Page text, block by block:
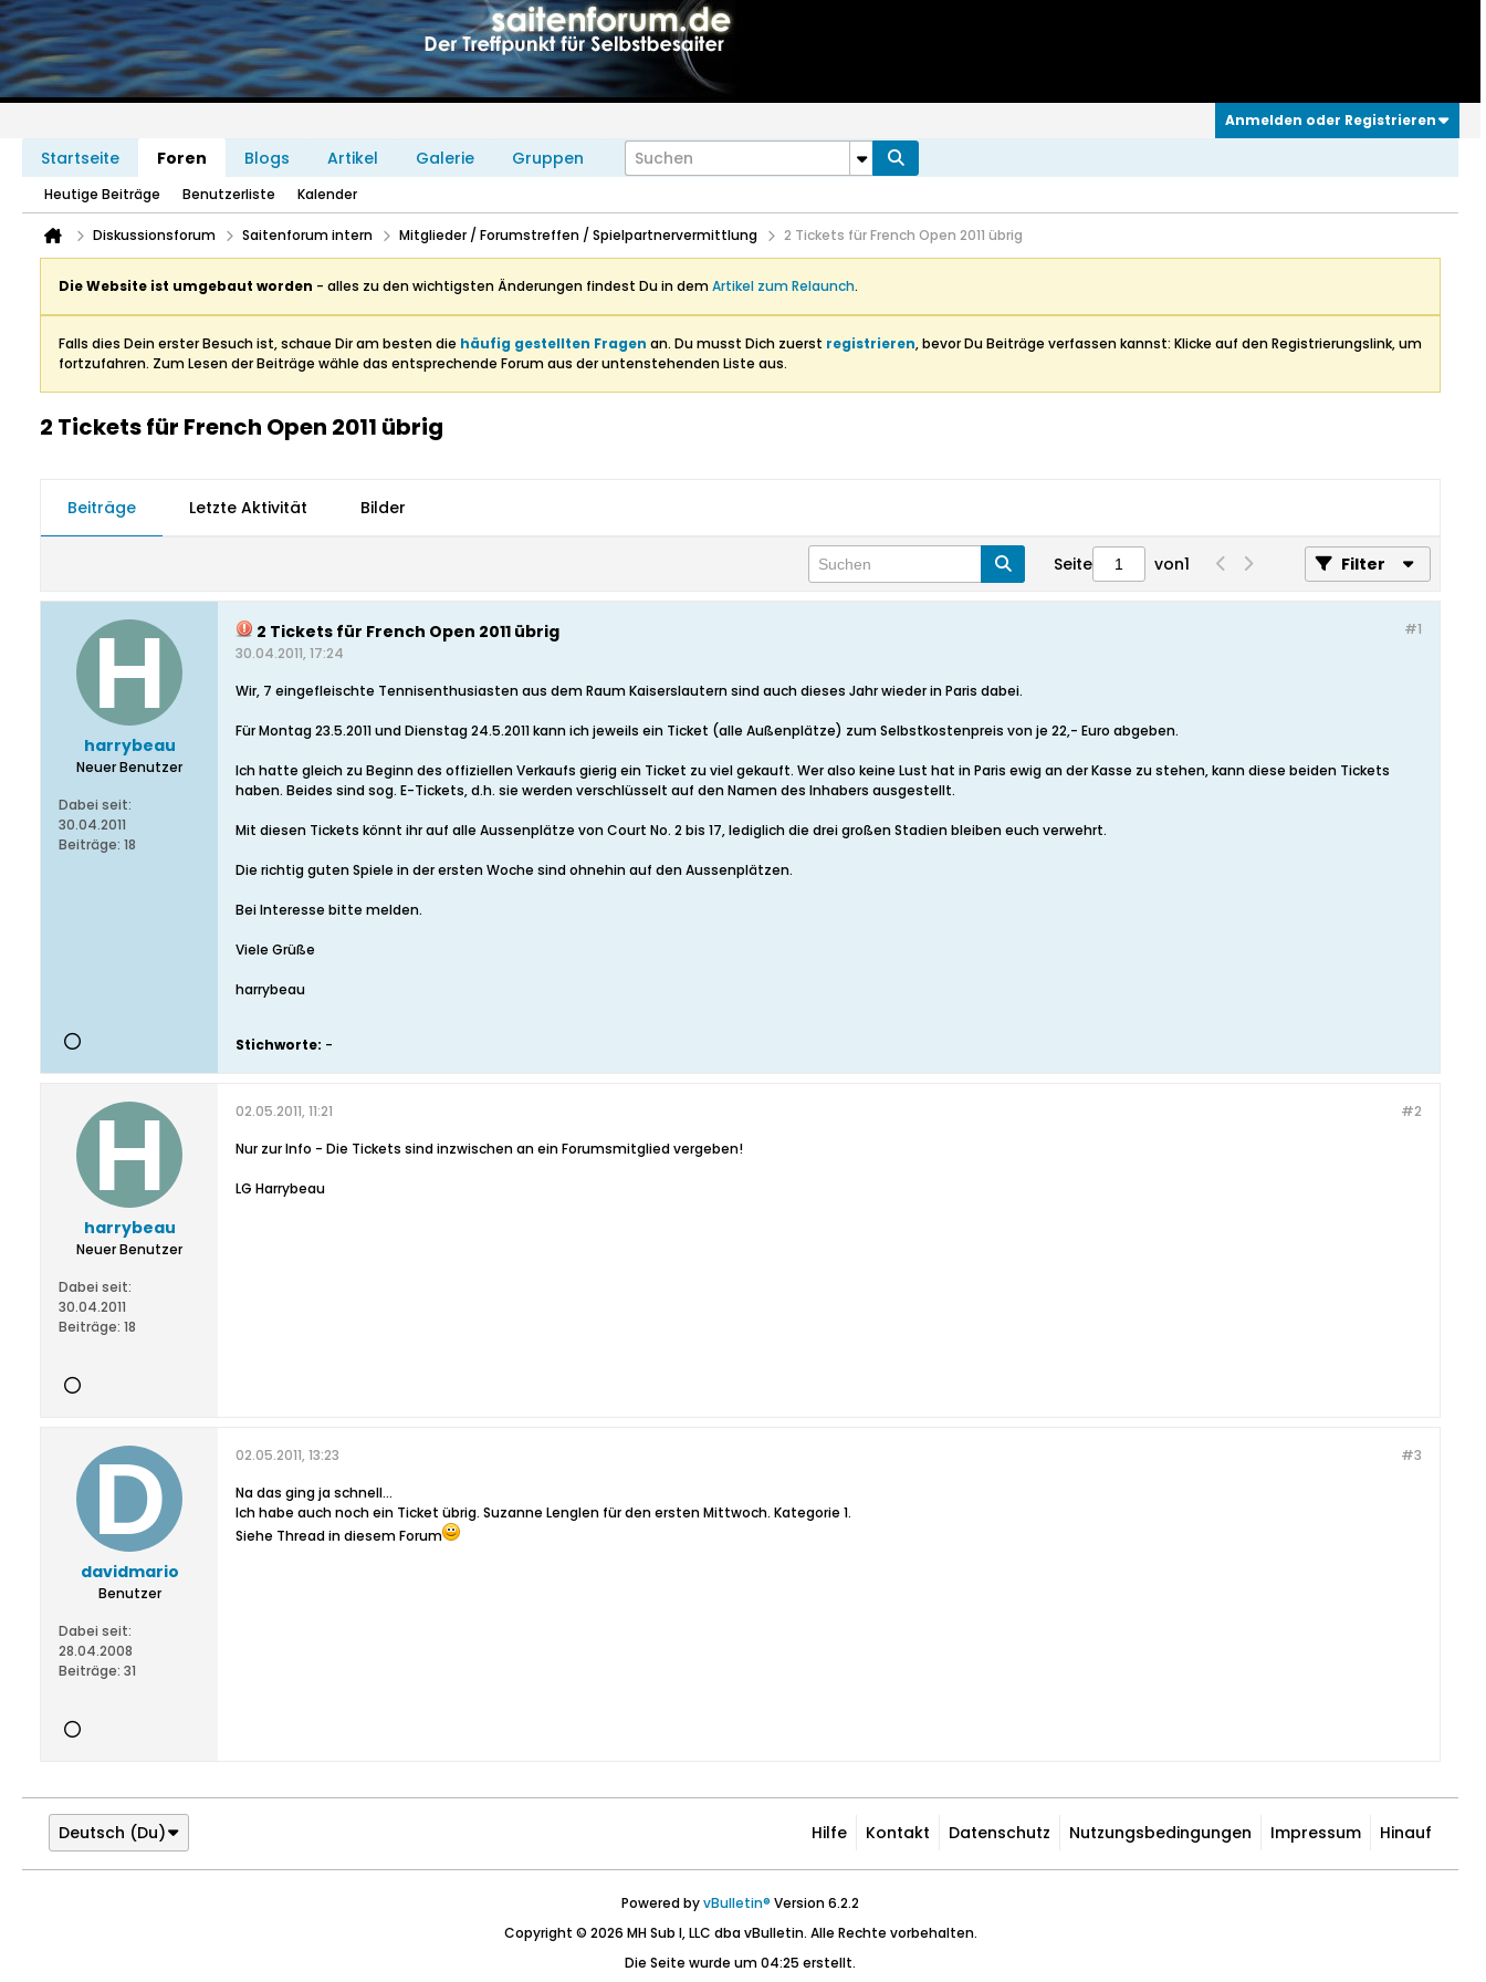
Anmelden oder Registrieren
Startseite Foren Blogs Artikel Galerie Gruppen
Heutige Beiträge Benutzerliste Kalender
Diskussionsforum Saitenforum intern Mitglieder / Forumstreffen / Spielpartnervermittlung 2 Tickets für French Open 2011 übrig
Die Website ist umgebaut worden - alles zu den wichtigsten Änderungen findest Du in demArtikel zum Relaunch.
Falls dies Dein erster Besuch ist, schaue Dir am besten die häufig gestellten Fragen an. Du musst Dich zuerst registrieren, bevor Du Beiträge verfassen kannst: Klicke auf den Registrierungslink, um
fortzufahren. Zum Lesen der Beiträge wähle das entsprechende Forum aus der untenstehenden Liste aus.
2 Tickets für French Open 2011 übrig
Beiträge Letzte Aktivität Bilder
Seite von1 Filter
harrybeau
Neuer Benutzer
Dabei seit:
30.04.2011
Beiträge: 18
#1
2 Tickets für French Open 2011 übrig
30.04.2011, 17:24
Wir, 7 eingefleischte Tennisenthusiasten aus dem Raum Kaiserslautern sind auch dieses Jahr wieder in Paris dabei.
Für Montag 23.5.2011 und Dienstag 24.5.2011 kann ich jeweils ein Ticket (alle Außenplätze) zum Selbstkostenpreis von je 22,- Euro abgeben.
Ich hatte gleich zu Beginn des offiziellen Verkaufs gierig ein Ticket zu viel gekauft. Wer also keine Lust hat in Paris ewig an der Kasse zu stehen, kann diese beiden Tickets
haben. Beides sind sog. E-Tickets, d.h. sie werden verschlüsselt auf den Namen des Inhabers ausgestellt.
Mit diesen Tickets könnt ihr auf alle Aussenplätze von Court No. 2 bis 17, lediglich die drei großen Stadien bleiben euch verwehrt.
Die richtig guten Spiele in der ersten Woche sind ohnehin auf den Aussenplätzen.
Bei Interesse bitte melden.
Viele Grüße
harrybeau
Stichworte: -
harrybeau
Neuer Benutzer
Dabei seit:
30.04.2011
Beiträge: 18
#2
02.05.2011, 11:21
Nur zur Info - Die Tickets sind inzwischen an ein Forumsmitglied vergeben!
LG Harrybeau
davidmario
Benutzer
Dabei seit:
28.04.2008
Beiträge: 31
#3
02.05.2011, 13:23
Na das ging ja schnell...
Ich habe auch noch ein Ticket übrig. Suzanne Lenglen für den ersten Mittwoch. Kategorie 1.
Siehe Thread in diesem Forum
Deutsch (Du) Hilfe Kontakt Datenschutz Nutzungsbedingungen Impressum Hinauf
Powered byvBulletin® Version 6.2.2
Copyright © 2026 MH Sub I, LLC dba vBulletin. Alle Rechte vorbehalten.
Die Seite wurde um 04:25 erstellt.